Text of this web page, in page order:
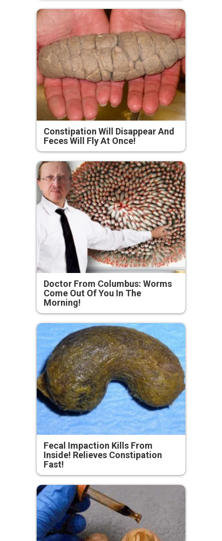
Constipation Will Disappear And
Feces Will Fly At Once!
Doctor From Columbus: Worms
Come Out Of You In The
Morning!
Fecal Impaction Kills From
Inside! Relieves Constipation
Fast!